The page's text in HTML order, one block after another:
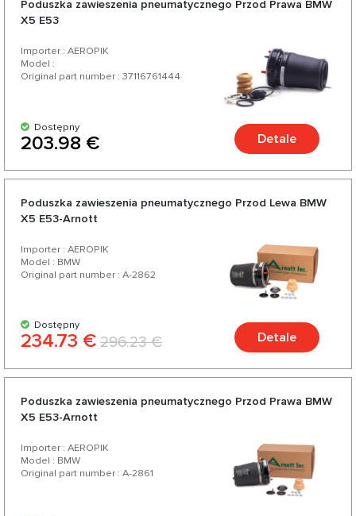
ponad 200 produktów do Twojego samochodu.
Poduszka zawieszenia pneumatycznego Przod Prawa BMW
X5 E53
Importer : AEROPIK
Model :
Original part number : 37116761444
Dostępny
203.98 € Detale
Poduszka zawieszenia pneumatycznego Przod Lewa BMW
X5 E53-Arnott
Importer : AEROPIK
Model : BMW
Original part number : A-2862
Dostępny
234.73 € 296.23 € Detale
Poduszka zawieszenia pneumatycznego Przod Prawa BMW
X5 E53-Arnott
Importer : AEROPIK
Model : BMW
Original part number : A-2861